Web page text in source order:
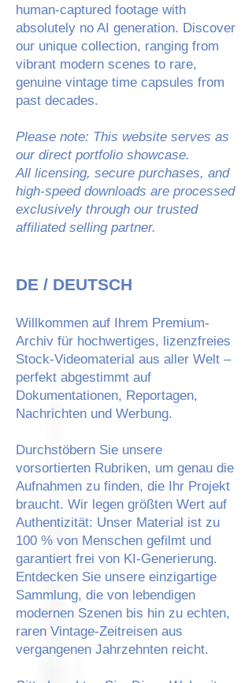
human-captured footage with
absolutely no AI generation. Discover
our unique collection, ranging from
vibrant modern scenes to rare,
genuine vintage time capsules from
past decades.
Please note: This website serves as
our direct portfolio showcase.
All licensing, secure purchases, and
high-speed downloads are processed
exclusively through our trusted
affiliated selling partner.
DE / DEUTSCH
Willkommen auf Ihrem Premium-
Archiv für hochwertiges, lizenzfreies
Stock-Videomaterial aus aller Welt –
perfekt abgestimmt auf
Dokumentationen, Reportagen,
Nachrichten und Werbung.
Durchstöbern Sie unsere
vorsortierten Rubriken, um genau die
Aufnahmen zu finden, die Ihr Projekt
braucht. Wir legen größten Wert auf
Authentizität: Unser Material ist zu
100 % von Menschen gefilmt und
garantiert frei von KI-Generierung.
Entdecken Sie unsere einzigartige
Sammlung, die von lebendigen
modernen Szenen bis hin zu echten,
raren Vintage-Zeitreisen aus
vergangenen Jahrzehnten reicht.